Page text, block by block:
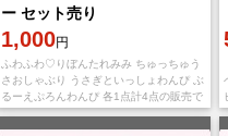
ー セット売り
1,000円
ふわふわ♡りぼんたれみみ ちゅっちゅう
さおしゃぶり うさぎといっしょわんぴ ぶ
るーえぷろんわんぴ 各1点計4点の販売で
す(⋆ᴗ͈ˬᴗ͈)” Lv70程度のアカウントから贈り
合いにてお渡しさ